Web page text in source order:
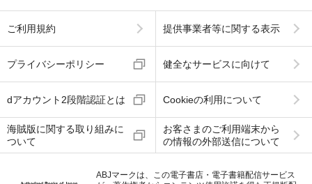
ご利用規約 提供事業者等に関する表示
プライバシーポリシー 健全なサービスに向けて
dアカウント2段階認証とは Cookieの利用について
海賊版に関する取り組みに
ついて
お客さまのご利用端末から
の情報の外部送信について
ABJマークは、この電子書店・電子書籍配信サービス